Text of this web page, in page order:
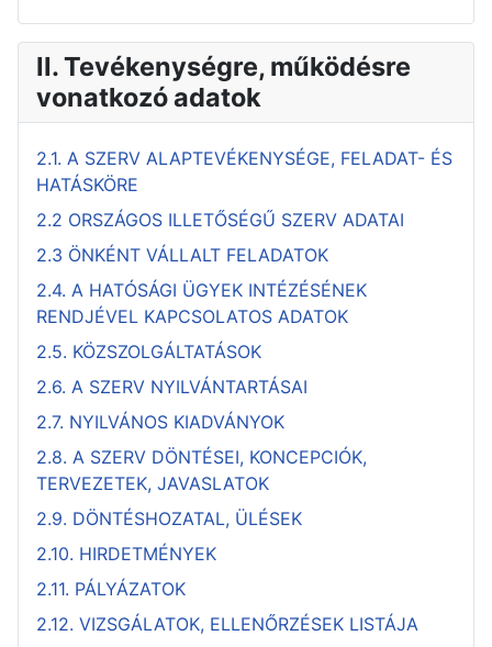
II. Tevékenységre, működésre
vonatkozó adatok
2.1. A SZERV ALAPTEVÉKENYSÉGE, FELADAT- ÉS
HATÁSKÖRE
2.2 ORSZÁGOS ILLETŐSÉGŰ SZERV ADATAI
2.3 ÖNKÉNT VÁLLALT FELADATOK
2.4. A HATÓSÁGI ÜGYEK INTÉZÉSÉNEK
RENDJÉVEL KAPCSOLATOS ADATOK
2.5. KÖZSZOLGÁLTATÁSOK
2.6. A SZERV NYILVÁNTARTÁSAI
2.7. NYILVÁNOS KIADVÁNYOK
2.8. A SZERV DÖNTÉSEI, KONCEPCIÓK,
TERVEZETEK, JAVASLATOK
2.9. DÖNTÉSHOZATAL, ÜLÉSEK
2.10. HIRDETMÉNYEK
2.11. PÁLYÁZATOK
2.12. VIZSGÁLATOK, ELLENŐRZÉSEK LISTÁJA